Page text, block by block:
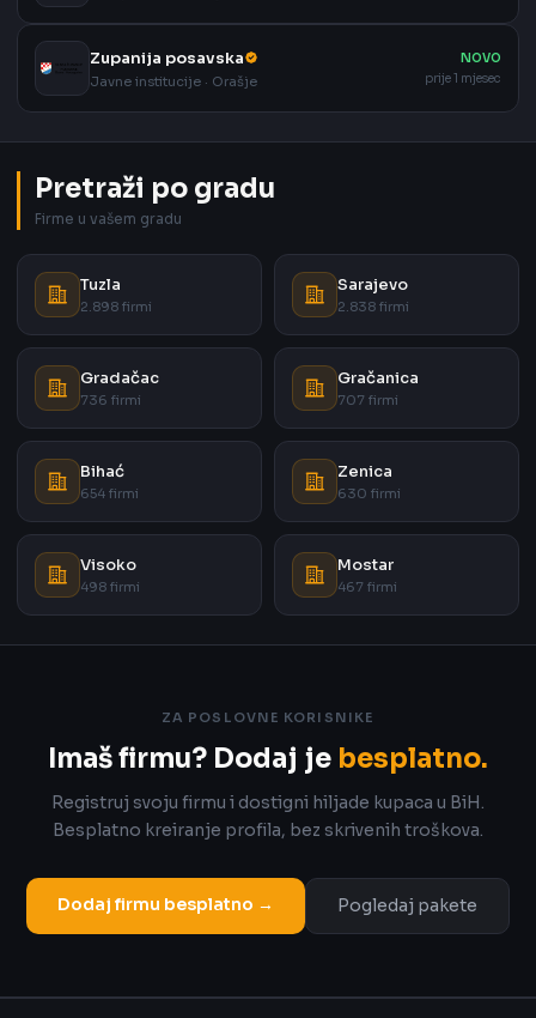
Zupanija posavska
Javne institucije · Orašje
NOVO
prije 1 mjesec
Pretraži po gradu
Firme u vašem gradu
Tuzla
2.898 firmi
Sarajevo
2.838 firmi
Gradačac
736 firmi
Gračanica
707 firmi
Bihać
654 firmi
Zenica
630 firmi
Visoko
498 firmi
Mostar
467 firmi
ZA POSLOVNE KORISNIKE
Imaš firmu? Dodaj je besplatno.
Registruj svoju firmu i dostigni hiljade kupaca u BiH.
Besplatno kreiranje profila, bez skrivenih troškova.
Dodaj firmu besplatno → Pogledaj pakete